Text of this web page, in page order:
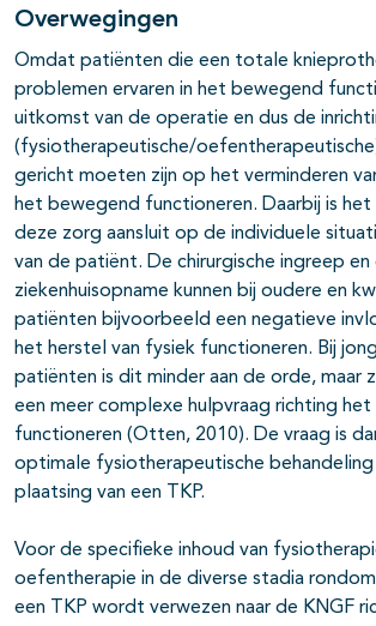
Overwegingen
Omdat patiënten die een totale
problemen ervaren in het bewegend
uitkomst van de operatie en dus de
(fysiotherapeutische/
gericht moeten zijn op het verminderen
het bewegend functioneren. Daarbij is
deze zorg aansluit op de individuele
van de patiënt. De chirurgische ingreep en
ziekenhuisopname kunnen bij oudere en
patiënten bijvoorbeeld een negatieve
het herstel van fysiek functioneren. Bij
patiënten is dit minder aan de orde, maar
een meer complexe hulpvraag richting het
functioneren (Otten, 2010). De vraag is
optimale fysiotherapeutische
plaatsing van een TKP.
Voor de specifieke inhoud van
oefentherapie in de diverse stadia
een TKP wordt verwezen naar de KNGF